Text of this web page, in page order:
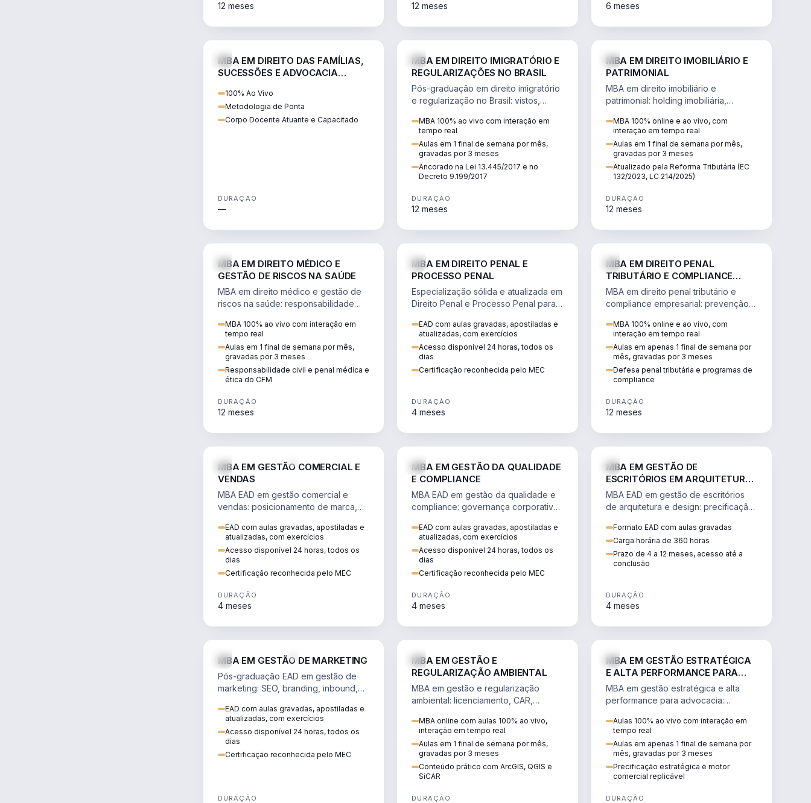
12 meses 12 meses 6 meses
MBA EM DIREITO DAS FAMÍLIAS,
SUCESSÕES E ADVOCACIA
100% Ao Vivo
Metodologia de Ponta
Corpo Docente Atuante e Capacitado
DURAÇÃO
—
MBA EM DIREITO IMIGRATÓRIO E
REGULARIZAÇÕES NO BRASIL
Pós-graduação em direito imigratório
e regularização no Brasil: vistos,
tributação do imigrante.
MBA 100% ao vivo com interação em
tempo real
Aulas em 1 final de semana por mês,
gravadas por 3 meses
Ancorado na Lei 13.445/2017 e no
Decreto 9.199/2017
DURAÇÃO
12 meses
MBA EM DIREITO IMOBILIÁRIO E
PATRIMONIAL
MBA em direito imobiliário e
patrimonial: holding imobiliária,
contratos e impactos da Reforma
Tributária.
MBA 100% online e ao vivo, com
interação em tempo real
Aulas em 1 final de semana por mês,
gravadas por 3 meses
Atualizado pela Reforma Tributária (EC
132/2023, LC 214/2025)
DURAÇÃO
12 meses
MBA EM DIREITO MÉDICO E
GESTÃO DE RISCOS NA SAÚDE
MBA em direito médico e gestão de
riscos na saúde: responsabilidade
judicialização e planejamento
patrimonial.
MBA 100% ao vivo com interação em
tempo real
Aulas em 1 final de semana por mês,
gravadas por 3 meses
Responsabilidade civil e penal médica e
ética do CFM
DURAÇÃO
12 meses
MBA EM DIREITO PENAL E
PROCESSO PENAL
Especialização sólida e atualizada em
Direito Penal e Processo Penal para a
jurídicos.
EAD com aulas gravadas, apostiladas e
atualizadas, com exercícios
Acesso disponível 24 horas, todos os
dias
Certificação reconhecida pelo MEC
DURAÇÃO
4 meses
MBA EM DIREITO PENAL
TRIBUTÁRIO E COMPLIANCE
EMPRESARIAL
MBA em direito penal tributário e
compliance empresarial: prevenção à
tributários e auditoria.
MBA 100% online e ao vivo, com
interação em tempo real
Aulas em apenas 1 final de semana por
mês, gravadas por 3 meses
Defesa penal tributária e programas de
compliance
DURAÇÃO
12 meses
MBA EM GESTÃO COMERCIAL E
VENDAS
MBA EAD em gestão comercial e
vendas: posicionamento de marca,
comportamento do consumidor na
era digital.
EAD com aulas gravadas, apostiladas e
atualizadas, com exercícios
Acesso disponível 24 horas, todos os
dias
Certificação reconhecida pelo MEC
DURAÇÃO
4 meses
MBA EM GESTÃO DA QUALIDADE
E COMPLIANCE
MBA EAD em gestão da qualidade e
compliance: governança corporativa,
contínua e IA aplicada a processos.
EAD com aulas gravadas, apostiladas e
atualizadas, com exercícios
Acesso disponível 24 horas, todos os
dias
Certificação reconhecida pelo MEC
DURAÇÃO
4 meses
MBA EM GESTÃO DE
ESCRITÓRIOS EM ARQUITETURA
E DESIGN
MBA EAD em gestão de escritórios
de arquitetura e design: precificação,
gestão de equipes criativas.
Formato EAD com aulas gravadas
Carga horária de 360 horas
Prazo de 4 a 12 meses, acesso até a
conclusão
DURAÇÃO
4 meses
MBA EM GESTÃO DE MARKETING
Pós-graduação EAD em gestão de
marketing: SEO, branding, inbound,
decisões orientadas por dados.
EAD com aulas gravadas, apostiladas e
atualizadas, com exercícios
Acesso disponível 24 horas, todos os
dias
Certificação reconhecida pelo MEC
DURAÇÃO
MBA EM GESTÃO E
REGULARIZAÇÃO AMBIENTAL
MBA em gestão e regularização
ambiental: licenciamento, CAR,
perícia ambiental com ArcGIS, QGIS e
SiCAR.
MBA online com aulas 100% ao vivo,
interação em tempo real
Aulas em 1 final de semana por mês,
gravadas por 3 meses
Conteúdo prático com ArcGIS, QGIS e
SiCAR
DURAÇÃO
MBA EM GESTÃO ESTRATÉGICA
E ALTA PERFORMANCE PARA
ADVOCACIA
MBA em gestão estratégica e alta
performance para advocacia:
escalável, lucrativo e bem
precificado.
Aulas 100% ao vivo com interação em
tempo real
Aulas em apenas 1 final de semana por
mês, gravadas por 3 meses
Precificação estratégica e motor
comercial replicável
DURAÇÃO